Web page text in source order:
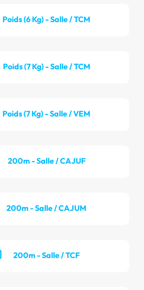
Poids (6 Kg) - Salle / TCM
Poids (7 Kg) - Salle / TCM
Poids (7 Kg) - Salle / VEM
200m - Salle / CAJUF
200m - Salle / CAJUM
200m - Salle / TCF